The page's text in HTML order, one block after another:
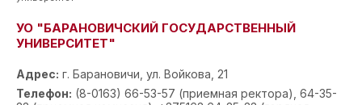
УО "БАРАНОВИЧСКИЙ ГОСУДАРСТВЕННЫЙ
УНИВЕРСИТЕТ"
Адрес: г. Барановичи, ул. Войкова, 21
Телефон: (8-0163) 66-53-57 (приемная ректора), 64-35-